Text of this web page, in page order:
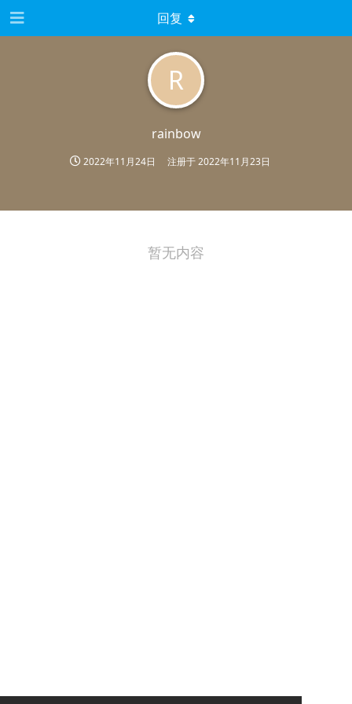
R
rainbow
2022年11月24日 注册于2022年11月23日
回复
暂无内容